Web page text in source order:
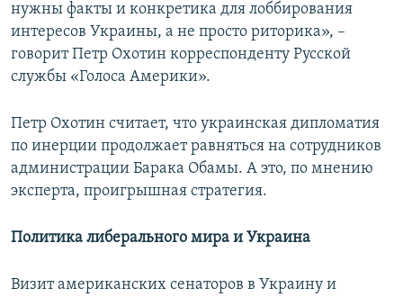
нужны факты и конкретика для лоббирования
интересов Украины, а не просто риторика», –
говорит Петр Охотин корреспонденту Русской
службы «Голоса Америки».
Петр Охотин считает, что украинская дипломатия
по инерции продолжает равняться на сотрудников
администрации Барака Обамы. А это, по мнению
эксперта, проигрышная стратегия.
Политика либерального мира и Украина
Визит американских сенаторов в Украину и